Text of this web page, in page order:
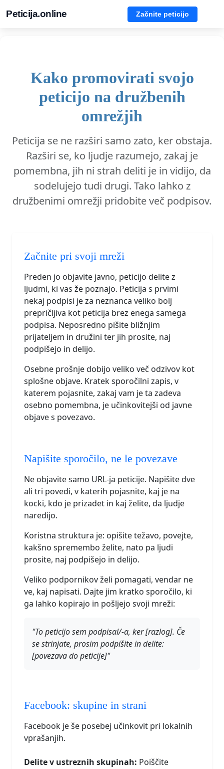
Peticija.online Začnite peticijo
Kako promovirati svojo
peticijo na družbenih
omrežjih
Peticija se ne razširi samo zato, ker obstaja.
Razširi se, ko ljudje razumejo, zakaj je
pomembna, jih ni strah deliti je in vidijo, da
sodelujejo tudi drugi. Tako lahko z
družbenimi omrežji pridobite več podpisov.
Začnite pri svoji mreži
Preden jo objavite javno, peticijo delite z
ljudmi, ki vas že poznajo. Peticija s prvimi
nekaj podpisi je za neznanca veliko bolj
prepričljiva kot peticija brez enega samega
podpisa. Neposredno pišite bližnjim
prijateljem in družini ter jih prosite, naj
podpišejo in delijo.
Osebne prošnje dobijo veliko več odzivov kot
splošne objave. Kratek sporočilni zapis, v
katerem pojasnite, zakaj vam je ta zadeva
osebno pomembna, je učinkovitejši od javne
objave s povezavo.
Napišite sporočilo, ne le povezave
Ne objavite samo URL-ja peticije. Napišite dve
ali tri povedi, v katerih pojasnite, kaj je na
kocki, kdo je prizadet in kaj želite, da ljudje
naredijo.
Koristna struktura je: opišite težavo, povejte,
kakšno spremembo želite, nato pa ljudi
prosite, naj podpišejo in delijo.
Veliko podpornikov želi pomagati, vendar ne
ve, kaj napisati. Dajte jim kratko sporočilo, ki
ga lahko kopirajo in pošljejo svoji mreži:
"To peticijo sem podpisal/-a, ker [razlog]. Če
se strinjate, prosim podpišite in delite:
[povezava do peticije]"
Facebook: skupine in strani
Facebook je še posebej učinkovit pri lokalnih
vprašanjih.
Delite v ustreznih skupinah: Poiščite